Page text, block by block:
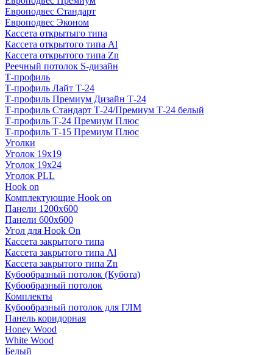
Европодвес Стандарт
Европодвес Эконом
Кассета открытыго типа
Кассета открытого типа Al
Кассета открытого типа Zn
Реечный потолок S-дизайн
Т-профиль
Т-профиль Лайт Т-24
Т-профиль Премиум Дизайн Т-24
Т-профиль Стандарт Т-24/Премиум Т-24 белый
Т-профиль Т-24 Премиум Плюс
Т-профиль Т-15 Премиум Плюс
Уголки
Уголок 19х19
Уголок 19х24
Уголок PLL
Hook on
Комплектующие Hook on
Панели 1200х600
Панели 600х600
Угол для Hook On
Кассета закрытого типа
Кассета закрытого типа Al
Кассета закрытого типа Zn
Кубообразный потолок (Кубота)
Кубообразный потолок
Комплекты
Кубообразный потолок для ГЛМ
Панель коридорная
Honey Wood
White Wood
Белый